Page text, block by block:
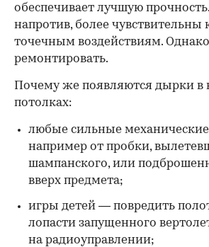
обеспечивает лучшую
напротив, более
точечным воздействиям.
ремонтировать.
Почему же появляются дырки
потолках:
любые сильные
например от пробки,
шампанского, или
вверх предмета;
игры детей — повредить
лопасти запущенного
на радиоуправлении;